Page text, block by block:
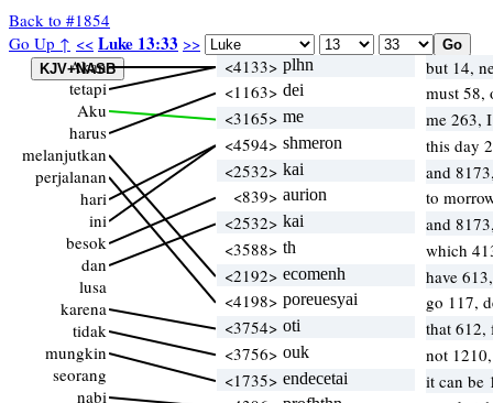
Back to #1854
Go Up ↑ << Luke 13:33 >>
Akan
tetapi
Aku
harus
melanjutkan
perjalanan
hari
ini
besok
dan
lusa
karena
tidak
mungkin
seorang
nabi
<4133> plhn
but 14,
<1163> dei
must 58,
<3165> me
me 263,
<4594> shmeron
this day
<2532> kai
and
<839> aurion
to
<2532> kai
and
<3588> th
which
<2192> ecomenh
have
<4198> poreuesyai
go 117,
<3754> oti
that
<3756> ouk
not
<1735> endecetai
it can be